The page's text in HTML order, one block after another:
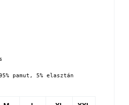
pamut, 5% elasztán